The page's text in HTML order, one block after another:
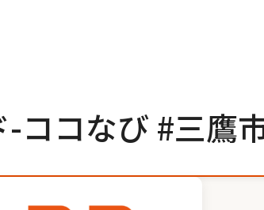
ココなび #三鷹